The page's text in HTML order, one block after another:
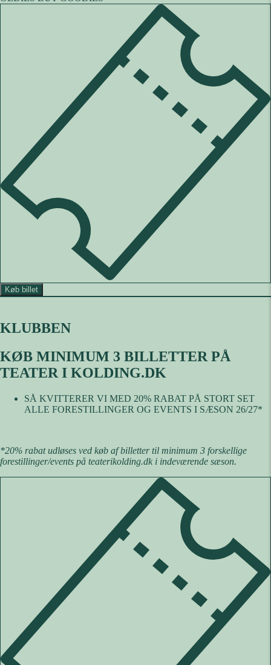
Køb billet
KLUBBEN
KØB MINIMUM 3 BILLETTER PÅ
TEATER I KOLDING.DK
SÅ KVITTERER VI MED 20% RABAT PÅ STORT SET
ALLE FORESTILLINGER OG EVENTS I SÆSON 26/27*
*20% rabat udløses ved køb af billetter til minimum 3 forskellige
forestillinger/events på teaterikolding.dk i indeværende sæson.